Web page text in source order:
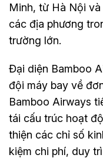
Minh, từ Hà Nội
các địa phương
trường lớn.
Đại diện Bamboo
đội máy bay về
Bamboo Airways
tái cấu trúc hoạt
thiện các chỉ số
kiệm chi phí, duy